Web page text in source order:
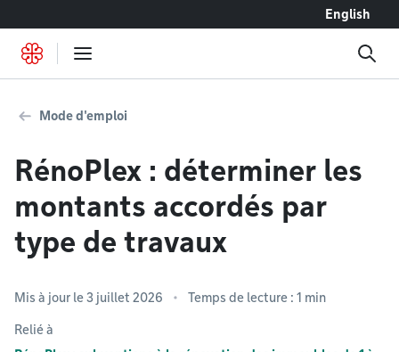
English
Mode d'emploi
RénoPlex : déterminer les
montants accordés par
type de travaux
Mis à jour le 3 juillet 2026 Temps de lecture : 1 min
Relié à